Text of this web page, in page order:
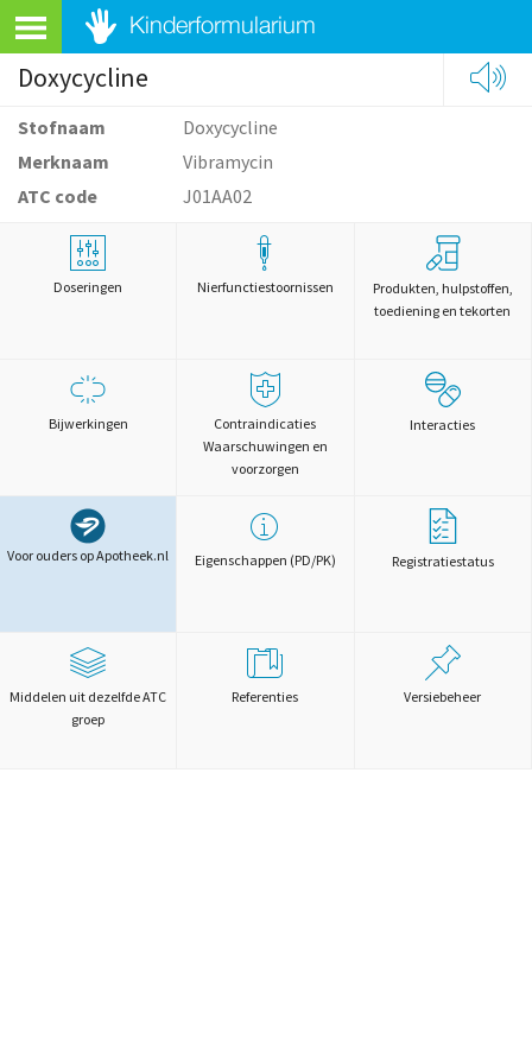
Doxycycline
Stofnaam
Doxycycline
Merknaam
Vibramycin
ATC code
J01AA02
Doseringen Nierfunctiestoornissen
Produkten, hulpstoffen,
toediening en tekorten
Bijwerkingen
Contraindicaties
Waarschuwingen en
voorzorgen
Interacties
Voor ouders op Apotheek.nl Eigenschappen (PD/PK) Registratiestatus
Middelen uit dezelfde ATC
groep
Referenties Versiebeheer